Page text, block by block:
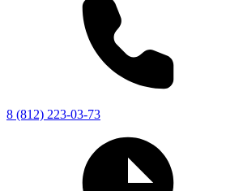
8 (812) 223-03-73